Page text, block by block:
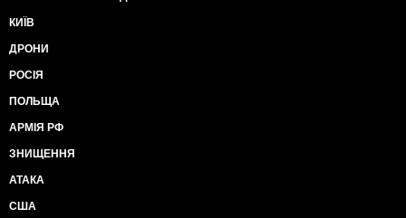
КИЇВ
ДРОНИ
РОСІЯ
ПОЛЬЩА
АРМІЯ РФ
ЗНИЩЕННЯ
АТАКА
США